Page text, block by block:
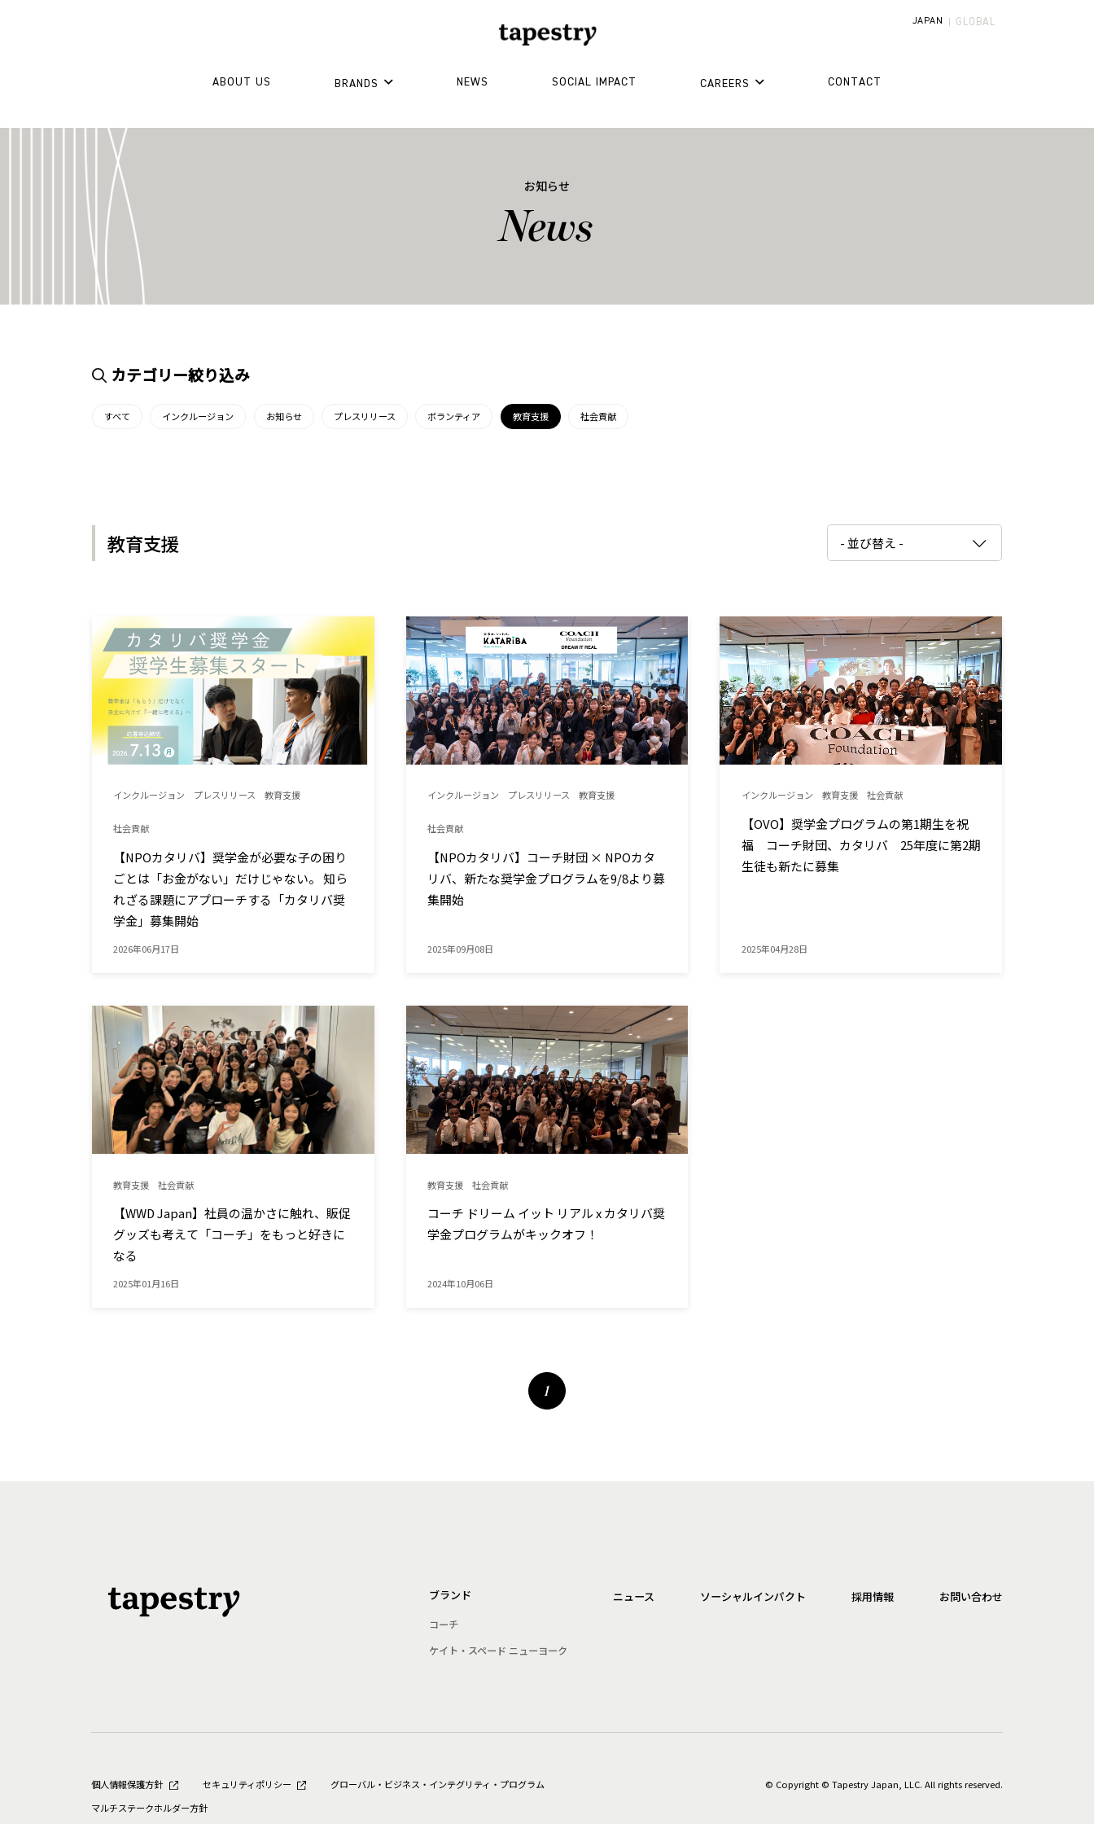
ABOUT US BRANDS NEWS SOCIAL IMPACT CAREERS CONTACT
JAPAN GLOBAL
お知らせ
News
カテゴリー絞り込み
すべて インクルージョン お知らせ プレスリリース ボランティア 教育支援 社会貢献
教育支援
インクルージョン プレスリリース 教育支援
社会貢献
【NPOカタリバ】奨学金が必要な子の困り
ごとは「お金がない」だけじゃない。 知ら
れざる課題にアプローチする「カタリバ奨
学金」募集開始
2026年06月17日
インクルージョン プレスリリース 教育支援
社会貢献
【NPOカタリバ】コーチ財団 × NPOカタ
リバ、新たな奨学金プログラムを9/8より募
集開始
2025年09月08日
インクルージョン 教育支援 社会貢献
【OVO】奨学金プログラムの第1期生を祝
福 コーチ財団、カタリバ 25年度に第2期
生徒も新たに募集
2025年04月28日
教育支援 社会貢献
【WWD Japan】社員の温かさに触れ、販促
グッズも考えて「コーチ」をもっと好きに
なる
2025年01月16日
教育支援 社会貢献
コーチ ドリーム イット リアル x カタリバ奨
学金プログラムがキックオフ！
2024年10月06日
1
ブランド
コーチ
ケイト・スペード ニューヨーク
ニュース ソーシャルインパクト 採用情報 お問い合わせ
個人情報保護方針 セキュリティポリシー
グローバル・ビジネス・インテグリティ・プログラム
マルチステークホルダー方針
© Copyright © Tapestry Japan, LLC. All rights reserved.